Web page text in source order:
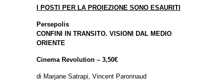
I POSTI PER LA PROIEZIONE SONO ESAURITI
Persepolis
CONFINI IN TRANSITO. VISIONI DAL MEDIO
ORIENTE
Cinema Revolution – 3,50€
di Marjane Satrapi, Vincent Paronnaud